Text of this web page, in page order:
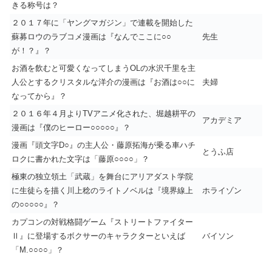
きる称号は？
２０１７年に「ヤングマガジン」で連載を開始した
蘇募ロウのラブコメ漫画は『なんでここに○○
が！？』？
先生
お酒を飲むと可愛くなってしまうOLの水沢千里を主
人公とするクリスタルな洋介の漫画は『お酒は○○に
なってから』？
夫婦
２０１６年４月よりTVアニメ化された、堀越耕平の
漫画は『僕のヒーロー○○○○○』？
アカデミア
漫画『頭文字D○』の主人公・藤原拓海が乗る車ハチ
ロクに書かれた文字は「藤原○○○○」？
とうふ店
極東の独立領土「武蔵」を舞台にアリアダスト学院
に生徒らを描く川上稔のライトノベルは『境界線上
の○○○○○』？
ホライゾン
カプコンの対戦格闘ゲーム『ストリートファイター
Ⅱ』に登場するボクサーのキャラクターといえば
「M.○○○○」？
バイソン